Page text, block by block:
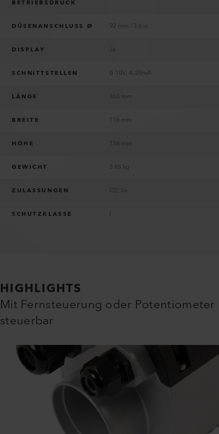
BETRIEBSDRUCK
DÜSENANSCHLUSS Ø 92 mm / 3.6 in
DISPLAY Ja
SCHNITTSTELLEN 0–10V; 4–20mA
LÄNGE 363 mm
BREITE 116 mm
HÖHE 136 mm
GEWICHT 3.65 kg
ZULASSUNGEN CE; S+
SCHUTZKLASSE I
HIGHLIGHTS
Mit Fernsteuerung oder Potentiometer
steuerbar